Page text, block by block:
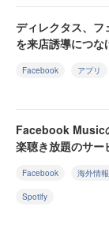
ディレクタス、フ
を来店誘導につな
Facebook アプリ
Facebook Music
楽聴き放題のサ
Facebook 海外情報
Spotify